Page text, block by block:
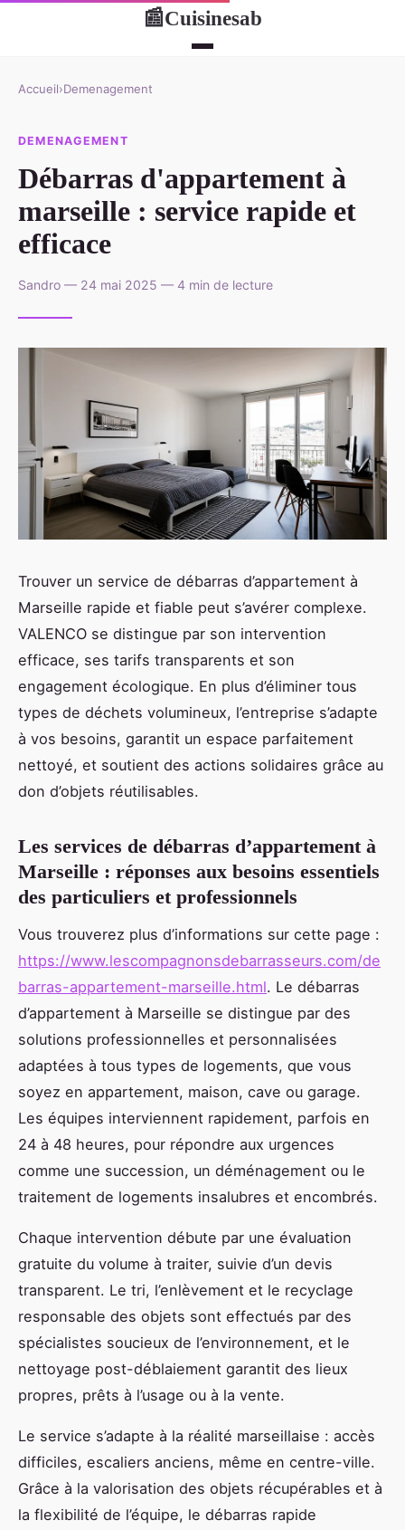
📰Cuisinesab
Accueil›Demenagement
DEMENAGEMENT
Débarras d'appartement à
marseille : service rapide et
efficace
Sandro — 24 mai 2025 — 4 min de lecture
Trouver un service de débarras d’appartement à
Marseille rapide et fiable peut s’avérer complexe.
VALENCO se distingue par son intervention
efficace, ses tarifs transparents et son
engagement écologique. En plus d’éliminer tous
types de déchets volumineux, l’entreprise s’adapte
à vos besoins, garantit un espace parfaitement
nettoyé, et soutient des actions solidaires grâce au
don d’objets réutilisables.
Les services de débarras d’appartement à
Marseille : réponses aux besoins essentiels
des particuliers et professionnels
Vous trouverez plus d’informations sur cette page :
https://www.lescompagnonsdebarrasseurs.com/de
barras-appartement-marseille.html. Le débarras
d’appartement à Marseille se distingue par des
solutions professionnelles et personnalisées
adaptées à tous types de logements, que vous
soyez en appartement, maison, cave ou garage.
Les équipes interviennent rapidement, parfois en
24 à 48 heures, pour répondre aux urgences
comme une succession, un déménagement ou le
traitement de logements insalubres et encombrés.
Chaque intervention débute par une évaluation
gratuite du volume à traiter, suivie d’un devis
transparent. Le tri, l’enlèvement et le recyclage
responsable des objets sont effectués par des
spécialistes soucieux de l’environnement, et le
nettoyage post-déblaiement garantit des lieux
propres, prêts à l’usage ou à la vente.
Le service s’adapte à la réalité marseillaise : accès
difficiles, escaliers anciens, même en centre-ville.
Grâce à la valorisation des objets récupérables et à
la flexibilité de l’équipe, le débarras rapide